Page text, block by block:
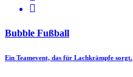
Bubble Fußball
Ein Teamevent, das für Lachkrämpfe sorgt.